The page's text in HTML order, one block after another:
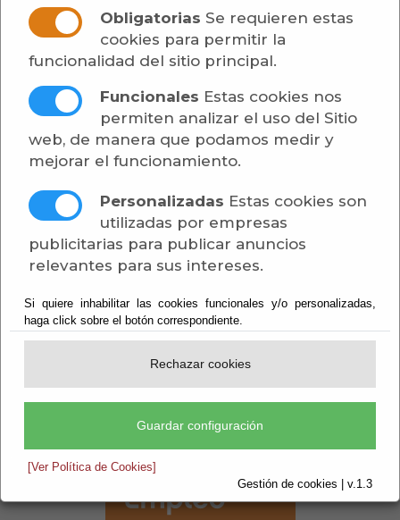
Obligatorias Se requieren estas
cookies para permitir la
funcionalidad del sitio principal.
Funcionales Estas cookies nos
permiten analizar el uso del Sitio
web, de manera que podamos medir y
mejorar el funcionamiento.
Personalizadas Estas cookies son
utilizadas por empresas
publicitarias para publicar anuncios
relevantes para sus intereses.
Si quiere inhabilitar las cookies funcionales y/o personalizadas,
haga click sobre el botón correspondiente.
Rechazar cookies
Guardar configuración
[Ver Política de Cookies]
Gestión de cookies | v.1.3
Nuestra bolsa de empleo utiliza las categorías
profesionales y niveles de cualificación
recogidas en el
Catálogo Nacional de
Cualificaciones Profesionales (CNCP)
manera se contribuye a homogeneizar el
sistema de búsquedas e inserciones de
empleo no sólo a nivel provincial, sino también
nacional.
Tanto si eres empresa como trabajador, éste
es tu espacio de oportunidades:
Si eres empresa, encuentra profesionales
de la provincia de Almería.
Si buscas trabajo, inserta tu currículum
para que las empresas puedan
encontrarte o realiza una búsqueda de
empleos en la provincia relacionados con